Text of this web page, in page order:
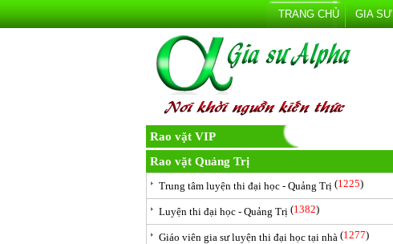
TRANG CHỦ GIA SƯ
Rao vặt VIP
Rao vặt Quảng Trị
Trung tâm luyện thi đại học - Quảng Trị (1225)
Luyện thi đại học - Quảng Trị (1382)
Giáo viên gia sư luyện thi đại học tại nhà (1277)